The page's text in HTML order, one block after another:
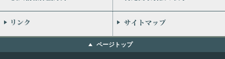
リンク
ページトップ